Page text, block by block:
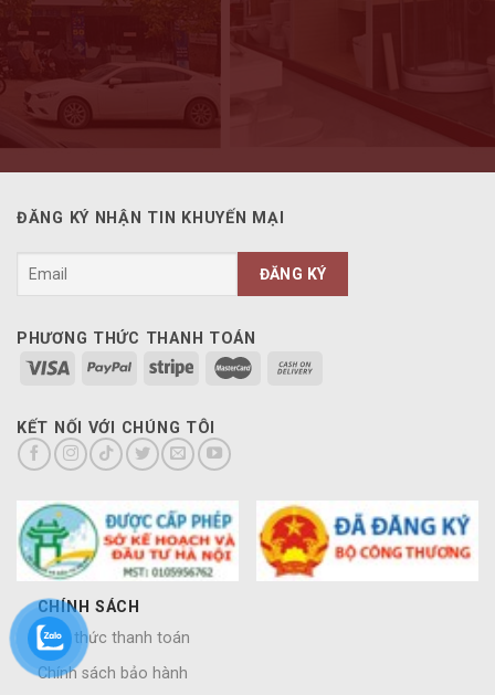
ĐĂNG KÝ NHẬN TIN KHUYẾN MẠI
PHƯƠNG THỨC THANH TOÁN
KẾT NỐI VỚI CHÚNG TÔI
CHÍNH SÁCH
Hình thức thanh toán
Chính sách bảo hành